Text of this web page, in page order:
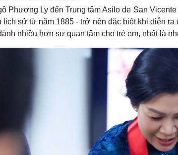
Đời sống
Nhà đẹp
Tình yêu - Gia đình
Sân khấu - Điện ảnh
Âm nhạc
Phương Ly đến Trung tâm Asilo de San
lịch sử từ năm 1885 - trở nên đặc biệt khi diễn
nhiều hơn sự quan tâm cho trẻ em, nhất là